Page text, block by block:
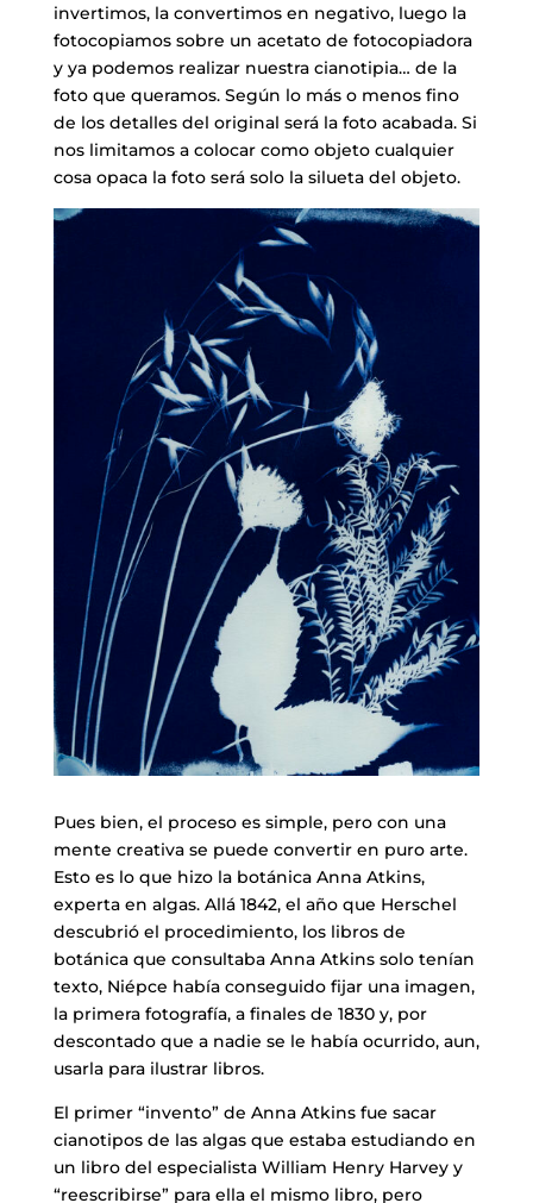
invertimos, la convertimos en negativo, luego la
fotocopiamos sobre un acetato de fotocopiadora
y ya podemos realizar nuestra cianotipia… de la
foto que queramos. Según lo más o menos fino
de los detalles del original será la foto acabada. Si
nos limitamos a colocar como objeto cualquier
cosa opaca la foto será solo la silueta del objeto.
Pues bien, el proceso es simple, pero con una
mente creativa se puede convertir en puro arte.
Esto es lo que hizo la botánica Anna Atkins,
experta en algas. Allá 1842, el año que Herschel
descubrió el procedimiento, los libros de
botánica que consultaba Anna Atkins solo tenían
texto, Niépce había conseguido fijar una imagen,
la primera fotografía, a finales de 1830 y, por
descontado que a nadie se le había ocurrido, aun,
usarla para ilustrar libros.
El primer “invento” de Anna Atkins fue sacar
cianotipos de las algas que estaba estudiando en
un libro del especialista William Henry Harvey y
“reescribirse” para ella el mismo libro, pero